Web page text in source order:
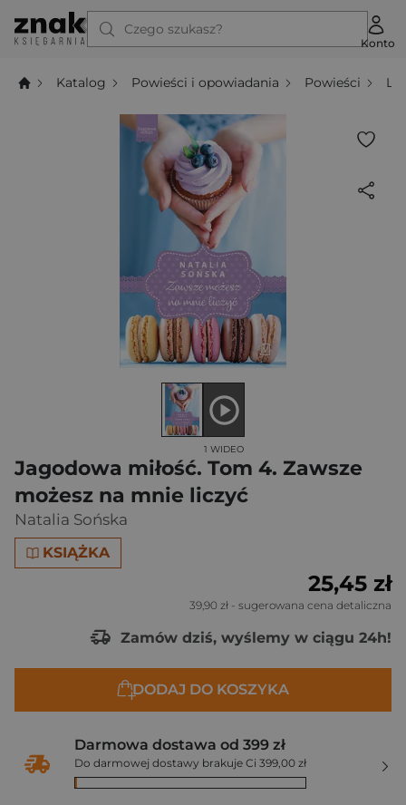
Czego szukasz?
Konto
Katalog Powieści i opowiadania Powieści
Jagodowa miłość. Tom 4. Zawsze
możesz na mnie liczyć
Natalia Sońska
KSIĄŻKA
1 WIDEO
25,45 zł
39,90 zł - sugerowana cena detaliczna
Zamów dziś, wyślemy w ciągu 24h!
DODAJ DO KOSZYKA
Darmowa dostawa od 399 zł
Do darmowej dostawy brakuje Ci 399,00 zł